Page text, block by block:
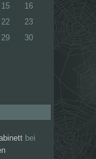
15
16
22
23
29
30
bei